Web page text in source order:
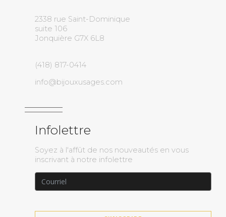
2338 rue Saint-Dominique
suite 106
Jonquière G7X 6L8
(418) 817-0414
info@bijouxusages.com
Infolettre
Soyez à l'affût de nos nouveautés en vous
inscrivant à notre infolettre